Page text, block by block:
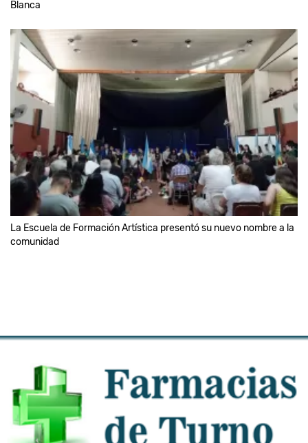
Blanca
La Escuela de Formación Artística presentó su nuevo nombre a la
comunidad